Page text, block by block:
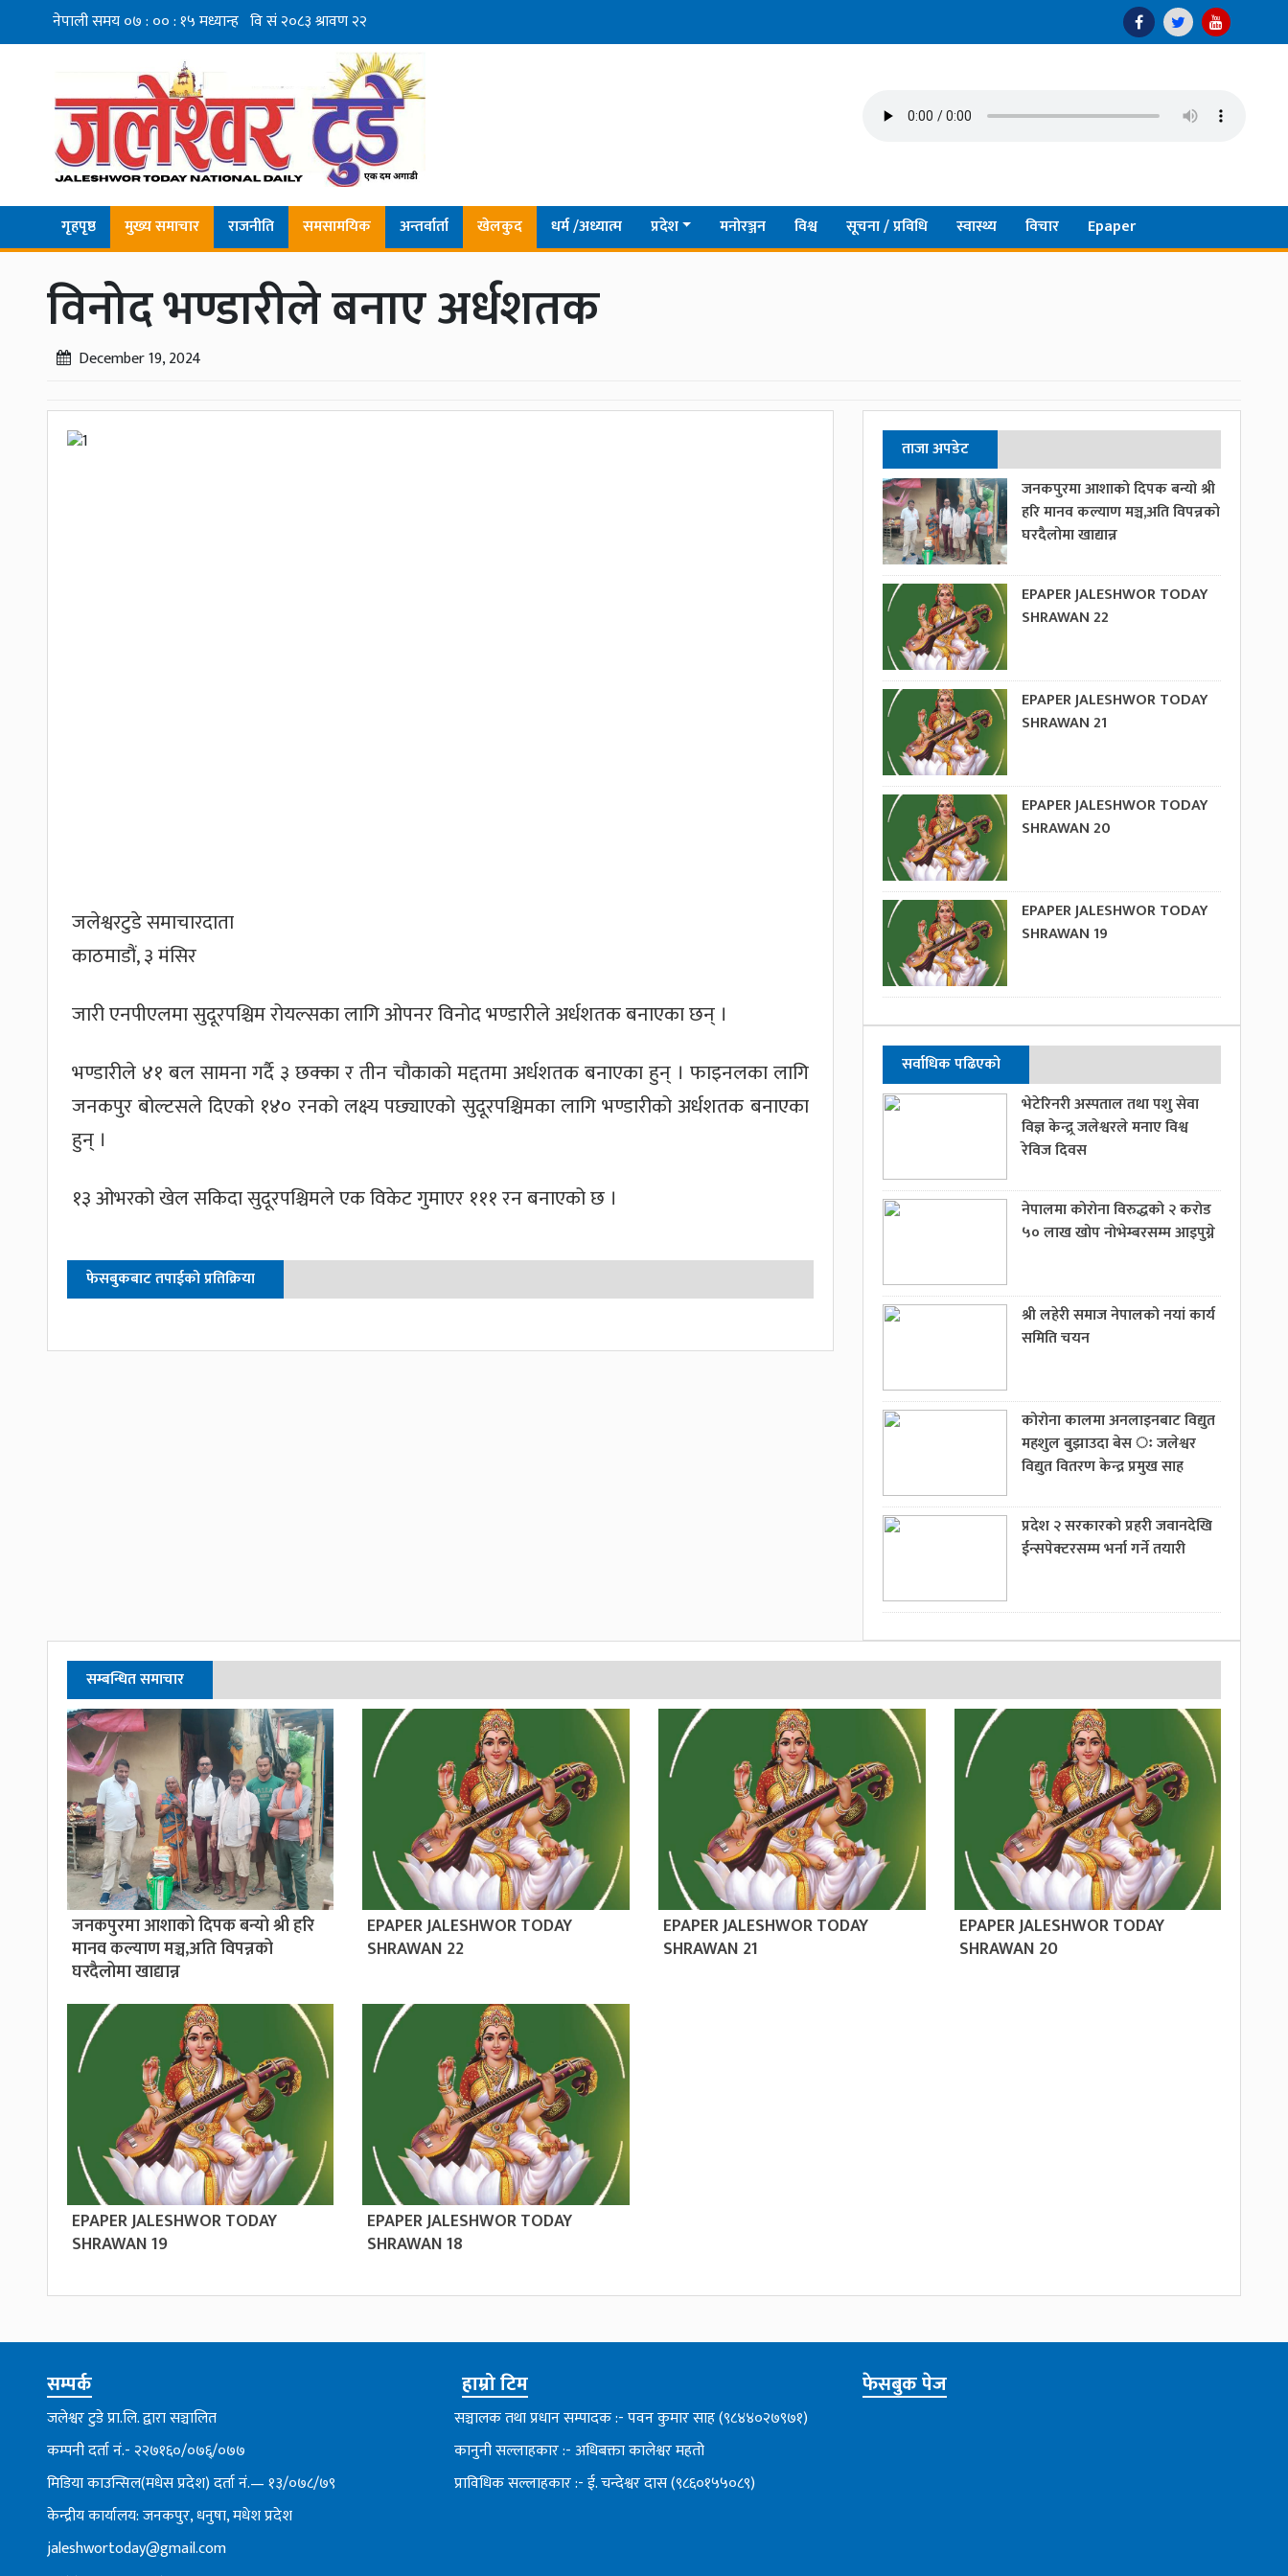
गृहपृष्ठ मुख्य समाचार राजनीति समसामयिक अन्तर्वार्ता खेलकुद धर्म /अध्यात्म प्रदेश मनोरञ्जन विश्व सूचना / प्रविधि स्वास्थ्य विचार Epaper
विनोद भण्डारीले बनाए अर्धशतक
December 19, 2024
जलेश्वरटुडे समाचारदाता
काठमाडौं, ३ मंसिर
जारी एनपीएलमा सुदूरपश्चिम रोयल्सका लागि ओपनर विनोद भण्डारीले अर्धशतक बनाएका छन् ।
भण्डारीले ४१ बल सामना गर्दै ३ छक्का र तीन चौकाको मद्दतमा अर्धशतक बनाएका हुन् । फाइनलका लागि
जनकपुर बोल्टसले दिएको १४० रनको लक्ष्य पछ्याएको सुदूरपश्चिमका लागि भण्डारीको अर्धशतक बनाएका
हुन् ।
१३ ओभरको खेल सकिदा सुदूरपश्चिमले एक विकेट गुमाएर १११ रन बनाएको छ ।
फेसबुकबाट तपाईको प्रतिक्रिया
ताजा अपडेट
जनकपुरमा आशाको दिपक बन्यो श्री
हरि मानव कल्याण मञ्च,अति विपन्नको
घरदैलोमा खाद्यान्न
EPAPER JALESHWOR TODAY
SHRAWAN 22
EPAPER JALESHWOR TODAY
SHRAWAN 21
EPAPER JALESHWOR TODAY
SHRAWAN 20
EPAPER JALESHWOR TODAY
SHRAWAN 19
सर्वाधिक पढिएको
भेटेरिनरी अस्पताल तथा पशु सेवा
विज्ञ केन्द्र्र जलेश्वरले मनाए विश्व
रेविज दिवस
नेपालमा कोरोना विरुद्धको २ करोड
५० लाख खोप नोभेम्बरसम्म आइपुग्ने
श्री लहेरी समाज नेपालको नयां कार्य
समिति चयन
कोरोना कालमा अनलाइनबाट विद्युत
महशुल बुझाउदा बेस ः जलेश्वर
विद्युत वितरण केन्द्र प्रमुख साह
प्रदेश २ सरकारको प्रहरी जवानदेखि
ईन्सपेक्टरसम्म भर्ना गर्ने तयारी
सम्बन्धित समाचार
जनकपुरमा आशाको दिपक बन्यो श्री हरि
मानव कल्याण मञ्च,अति विपन्नको
घरदैलोमा खाद्यान्न
EPAPER JALESHWOR TODAY
SHRAWAN 22
EPAPER JALESHWOR TODAY
SHRAWAN 21
EPAPER JALESHWOR TODAY
SHRAWAN 20
EPAPER JALESHWOR TODAY
SHRAWAN 19
EPAPER JALESHWOR TODAY
SHRAWAN 18
सम्पर्क
जलेश्वर टुडे प्रा.लि. द्वारा सञ्चालित
कम्पनी दर्ता नं.- २२७१६०/०७६्/०७७
मिडिया काउन्सिल(मधेस प्रदेश) दर्ता नं.— १३/०७८/७९
केन्द्रीय कार्यालय: जनकपुर, धनुषा, मधेश प्रदेश
jaleshwortoday@gmail.com
हाम्रो टिम
सञ्चालक तथा प्रधान सम्पादक :- पवन कुमार साह (९८४४०२७९७१)
कानुनी सल्लाहकार :- अधिबक्ता कालेश्वर महतो
प्राविधिक सल्लाहकार :- ई. चन्देश्वर दास (९८६०१५५०८९)
फेसबुक पेज